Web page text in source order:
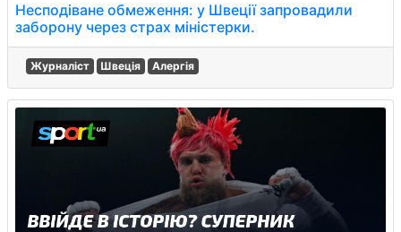
Несподіване обмеження: у Швеції запровадили
заборону через страх міністерки.
Журналіст Швеція Алергія